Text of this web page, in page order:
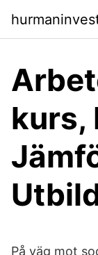
kurs,
På väg mot